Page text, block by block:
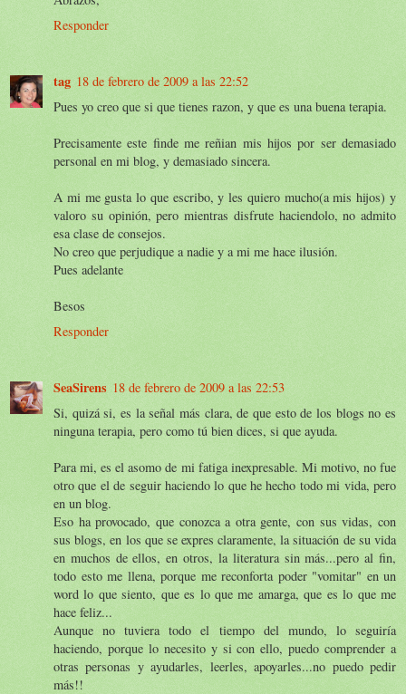
Responder
tag 18 de febrero de 2009 a las 22:52
Pues yo creo que si que tienes razon, y que es una buena terapia.
Precisamente este finde me reñian mis hijos por ser demasiado
personal en mi blog, y demasiado sincera.
A mi me gusta lo que escribo, y les quiero mucho(a mis hijos) y
valoro su opinión, pero mientras disfrute haciendolo, no admito
esa clase de consejos.
No creo que perjudique a nadie y a mi me hace ilusión.
Pues adelante
Besos
Responder
SeaSirens 18 de febrero de 2009 a las 22:53
Si, quizá si, es la señal más clara, de que esto de los blogs no es
ninguna terapia, pero como tú bien dices, si que ayuda.
Para mi, es el asomo de mi fatiga inexpresable. Mi motivo, no fue
otro que el de seguir haciendo lo que he hecho todo mi vida, pero
en un blog.
Eso ha provocado, que conozca a otra gente, con sus vidas, con
sus blogs, en los que se expres claramente, la situación de su vida
en muchos de ellos, en otros, la literatura sin más...pero al fin,
todo esto me llena, porque me reconforta poder "vomitar" en un
word lo que siento, que es lo que me amarga, que es lo que me
hace feliz...
Aunque no tuviera todo el tiempo del mundo, lo seguiría
haciendo, porque lo necesito y si con ello, puedo comprender a
otras personas y ayudarles, leerles, apoyarles...no puedo pedir
más!!